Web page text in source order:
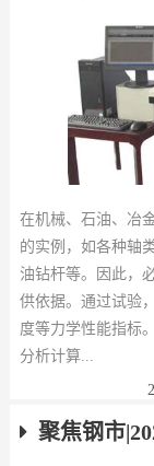
在机械、石油、冶
的实例，如各种轴
油钻杆等。因此，
供依据。通过试验
度等力学性能指标
分析计算...
聚焦钢市|2021